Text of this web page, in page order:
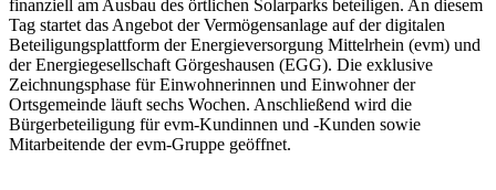
finanziell am Ausbau des örtlichen Solarparks beteiligen. An diesem
Tag startet das Angebot der Vermögensanlage auf der digitalen
Beteiligungsplattform der Energieversorgung Mittelrhein (evm) und
der Energiegesellschaft Görgeshausen (EGG). Die exklusive
Zeichnungsphase für Einwohnerinnen und Einwohner der
Ortsgemeinde läuft sechs Wochen. Anschließend wird die
Bürgerbeteiligung für evm-Kundinnen und -Kunden sowie
Mitarbeitende der evm-Gruppe geöffnet.